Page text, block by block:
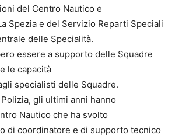
del Centro Nautico e
Spezia e del Servizio Reparti Speciali
delle Specialità.
essere a supporto delle Squadre
le capacità
specialisti delle Squadre.
gli ultimi anni hanno
Nautico che ha svolto
di coordinatore e di supporto tecnico